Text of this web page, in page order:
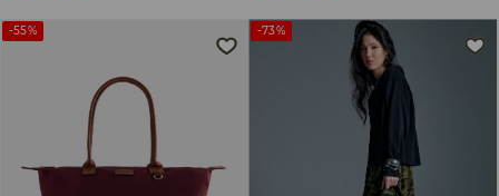
-55% -73%